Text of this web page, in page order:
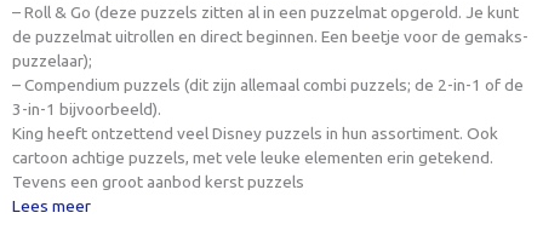
– Roll & Go (deze puzzels zitten al in een puzzelmat opgerold. Je kunt
de puzzelmat uitrollen en direct beginnen. Een beetje voor de gemaks-
puzzelaar);
– Compendium puzzels (dit zijn allemaal combi puzzels; de 2-in-1 of de
3-in-1 bijvoorbeeld).
King heeft ontzettend veel Disney puzzels in hun assortiment. Ook
cartoon achtige puzzels, met vele leuke elementen erin getekend.
Tevens een groot aanbod kerst puzzels
Lees meer